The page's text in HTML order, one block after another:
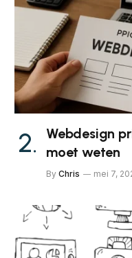
Webdesign
moet weten
By Chris mei 7,